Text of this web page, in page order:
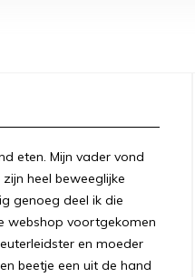
eten. Mijn vader vond
heel beweeglijke
genoeg deel ik die
webshop voortgekomen
en moeder
beetje een uit de hand